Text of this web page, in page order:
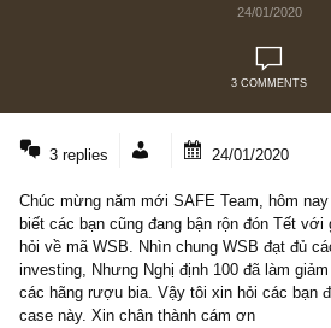
Hỏi về
3 replies 24/01/2020
Chúc mừng năm mới SAFE Team,
biết các bạn cũng đang bận rộn đón
hỏi về mã WSB. Nhìn chung WSB đạt